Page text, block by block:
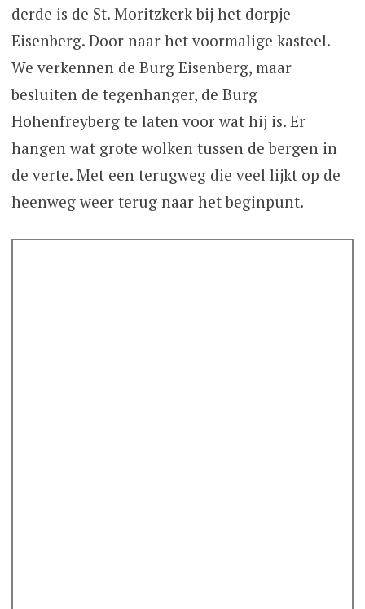
derde is de St. Moritzkerk bij het dorpje
Eisenberg. Door naar het voormalige kasteel.
We verkennen de Burg Eisenberg, maar
besluiten de tegenhanger, de Burg
Hohenfreyberg te laten voor wat hij is. Er
hangen wat grote wolken tussen de bergen in
de verte. Met een terugweg die veel lijkt op de
heenweg weer terug naar het beginpunt.